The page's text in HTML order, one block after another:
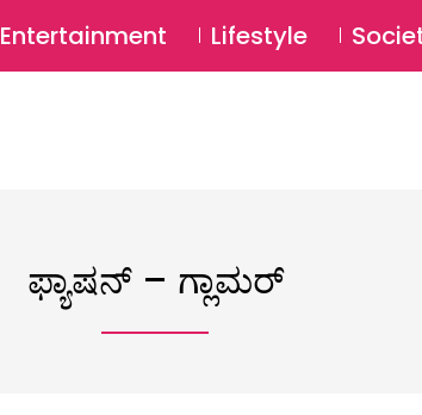
Entertainment Lifestyle
ಫ್ಯಾಷನ್ – ಗ್ಲಾಮರ್